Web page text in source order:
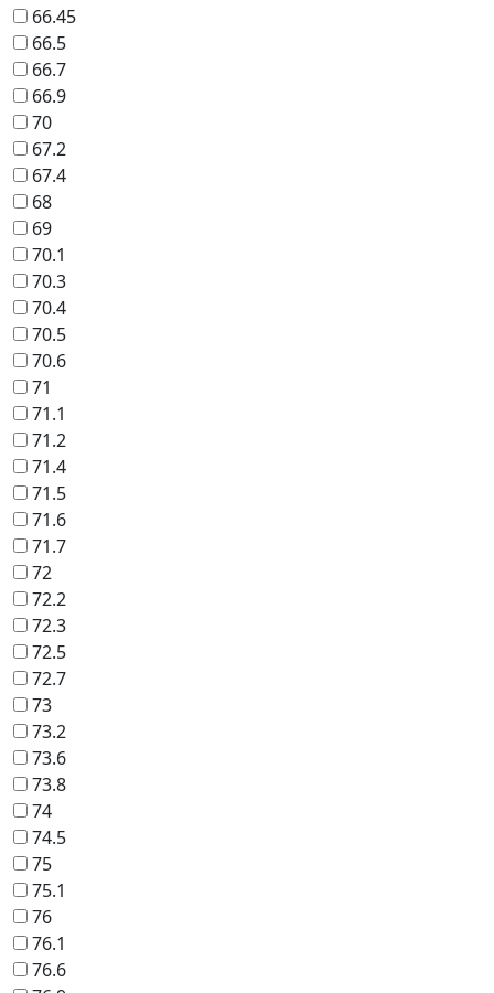
66.45
66.5
66.7
66.9
70
67.2
67.4
68
69
70.1
70.3
70.4
70.5
70.6
71
71.1
71.2
71.4
71.5
71.6
71.7
72
72.2
72.3
72.5
72.7
73
73.2
73.6
73.8
74
74.5
75
75.1
76
76.1
76.6